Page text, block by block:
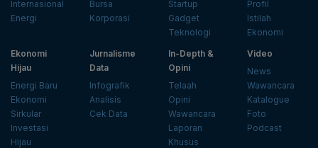
Internasional
Energi
Bursa
Korporasi
Startup
Gadget
Teknologi
Profil
Istilah
Ekonomi
Ekonomi
Hijau
Energi Baru
Ekonomi
Sirkular
Investasi
Hijau
Jurnalisme
Data
Infografik
Analisis
Cek Data
In-Depth &
Opini
Telaah
Opini
Wawancara
Laporan
Khusus
Video
News
Wawancara
Katalogue
Foto
Podcast